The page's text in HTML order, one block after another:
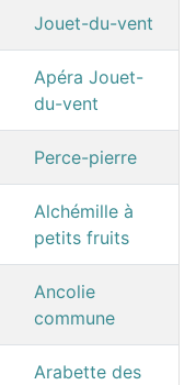
Jouet-du-vent
Apéra Jouet-
du-vent
Perce-pierre
Alchémille à
petits fruits
Ancolie
commune
Arabette des